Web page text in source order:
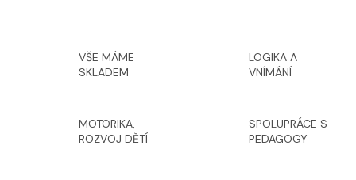
VŠE MÁME
SKLADEM
LOGIKA A
VNÍMÁNÍ
MOTORIKA,
ROZVOJ DĚTÍ
SPOLUPRÁCE S
PEDAGOGY